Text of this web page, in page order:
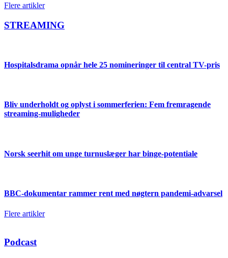
Flere artikler
STREAMING
Hospitalsdrama opnår hele 25 nomineringer til central TV-pris
Bliv underholdt og oplyst i sommerferien: Fem fremragende
streaming-muligheder
Norsk seerhit om unge turnuslæger har binge-potentiale
BBC-dokumentar rammer rent med nøgtern pandemi-advarsel
Flere artikler
Podcast